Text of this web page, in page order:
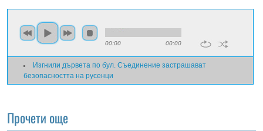
00:00 00:00
Изгнили дървета по бул. Съединение застрашават
безопасността на русенци
Прочети още